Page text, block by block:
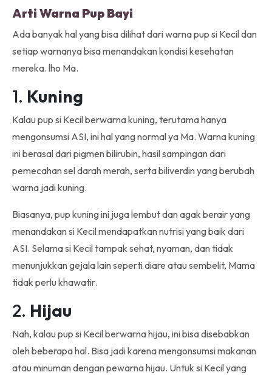
Arti Warna Pup Bayi
Ada banyak hal yang bisa dilihat dari warna pup si Kecil dan
setiap warnanya bisa menandakan kondisi kesehatan
mereka. lho Ma.
1. Kuning
Kalau pup si Kecil berwarna kuning, terutama hanya
mengonsumsi ASI, ini hal yang normal ya Ma. Warna kuning
ini berasal dari pigmen bilirubin, hasil sampingan dari
pemecahan sel darah merah, serta biliverdin yang berubah
warna jadi kuning.
Biasanya, pup kuning ini juga lembut dan agak berair yang
menandakan si Kecil mendapatkan nutrisi yang baik dari
ASI. Selama si Kecil tampak sehat, nyaman, dan tidak
menunjukkan gejala lain seperti diare atau sembelit, Mama
tidak perlu khawatir.
2. Hijau
Nah, kalau pup si Kecil berwarna hijau, ini bisa disebabkan
oleh beberapa hal. Bisa jadi karena mengonsumsi makanan
atau minuman dengan pewarna hijau. Untuk si Kecil yang